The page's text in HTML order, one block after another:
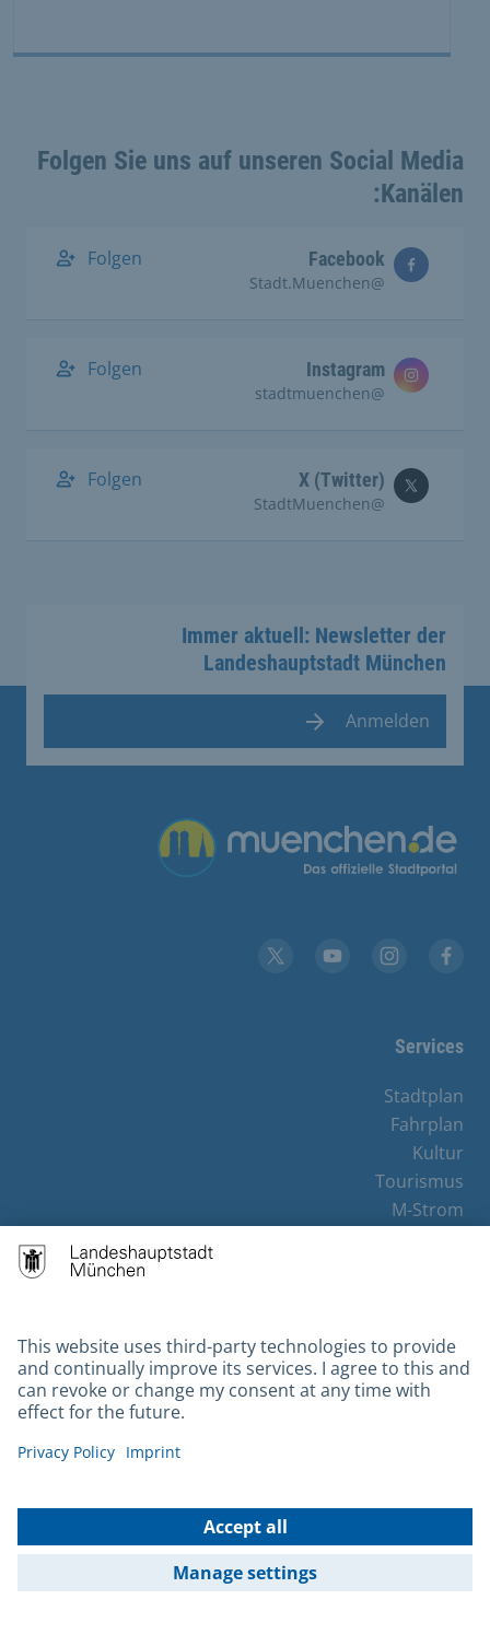
Folgen Sie uns auf unseren Social Media
Kanälen:
Facebook
@Stadt.Muenchen
Folgen
Instagram
@stadtmuenchen
Folgen
X (Twitter)
@StadtMuenchen
Folgen
Immer aktuell: Newsletter der
Landeshauptstadt München
Anmelden
Übergreifende Links
Services
Stadtplan
Fahrplan
Kultur
Tourismus
M-Strom
Contact
Barrierefreiheit
Kontakt